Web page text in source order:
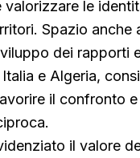
le
Spazio anche
dei rapporti
e Algeria,
il confronto e
il valore